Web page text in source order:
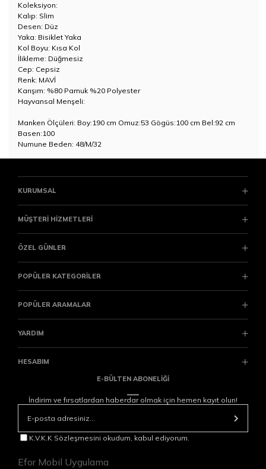
Koleksiyon:
Kalıp: Slim
Desen: Düz
Yaka: Bisiklet Yaka
Kol Boyu: Kısa Kol
İlikleme: Düğmesiz
Cep: Cepsiz
Renk: MAVİ
Karışım: %80 Pamuk %20 Polyester
Hayvansal Menşeli:
Manken Ölçüleri: Boy:190 cm Omuz:53 Gögüs:100 cm Bel:92 cm
Basen:100
Numune Beden: 48/M/32
KURUMSAL
MÜŞTERİ HİZMETLERİ
ÖZEL GÜNLER
POPÜLER KATEGORİLER
POPÜLER ARAMALAR
YARDIM
HESABIM
E-BÜLTEN ABONELİĞİ
İndirim ve fırsatlardan haberdar olmak için hemen kayıt olun!
K.V.K.K Sözleşmesini okudum, kabul ediyorum.
Efor Mobil Uygulama